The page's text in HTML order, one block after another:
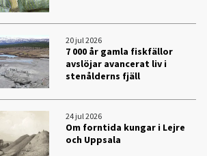
20 jul 2026
7 000 år gamla fiskfällor
avslöjar avancerat liv i
stenålderns fjäll
24 jul 2026
Om forntida kungar i Lejre
och Uppsala